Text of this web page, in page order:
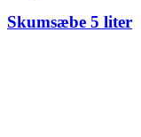
Skumsæbe 5 liter